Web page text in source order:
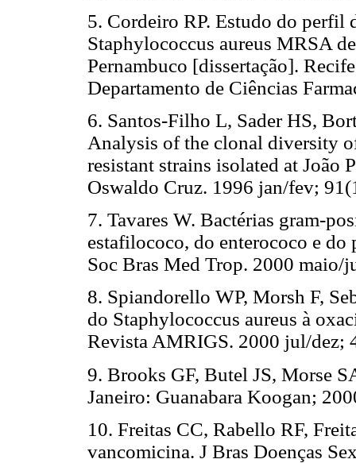
5. Cordeiro RP. Estudo do perfil
Staphylococcus aureus MRSA
Pernambuco [dissertação].
Departamento de Ciências
6. Santos-Filho L, Sader HS,
Analysis of the clonal diversity
resistant strains isolated at João
Oswaldo Cruz. 1996 jan/
7. Tavares W. Bactérias gram-
estafilococo, do enterococo e
Soc Bras Med Trop. 2000
8. Spiandorello WP, Morsh F,
do Staphylococcus aureus à
Revista AMRIGS. 2000 jul/
9. Brooks GF, Butel JS, Morse
Janeiro: Guanabara
10. Freitas CC, Rabello RF,
vancomicina. J Bras Doenças